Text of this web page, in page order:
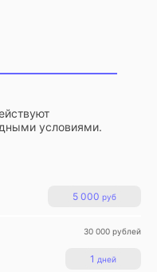
условиями.
5 000 руб
30 000 рублей
1 дней